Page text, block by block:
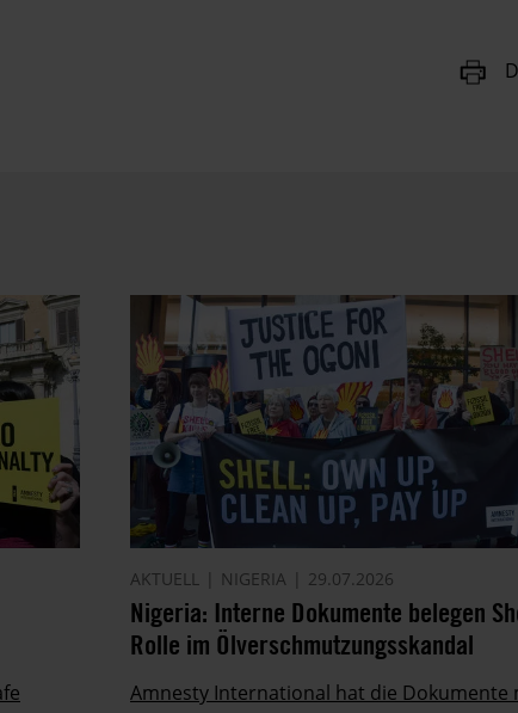
AKTUELL NIGERIA 29.07.2026
Nigeria: Interne Dokumente belegen
Rolle im Ölverschmutzungsskandal
Amnesty International hat die Dokumente